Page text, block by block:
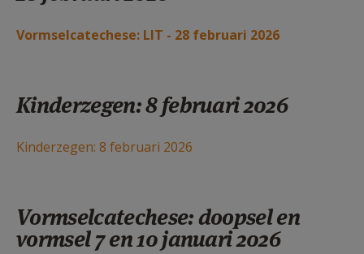
Vormselcatechese: LIT - 28 februari 2026
Kinderzegen: 8 februari 2026
Kinderzegen: 8 februari 2026
Vormselcatechese: doopsel en
vormsel 7 en 10 januari 2026